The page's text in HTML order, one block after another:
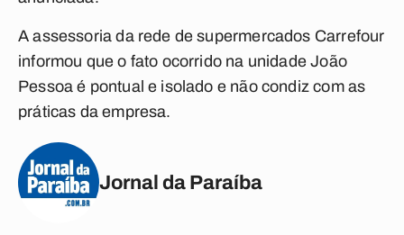
A assessoria da rede de supermercados Carrefour
informou que o fato ocorrido na unidade João
Pessoa é pontual e isolado e não condiz com as
práticas da empresa.
Jornal da Paraíba